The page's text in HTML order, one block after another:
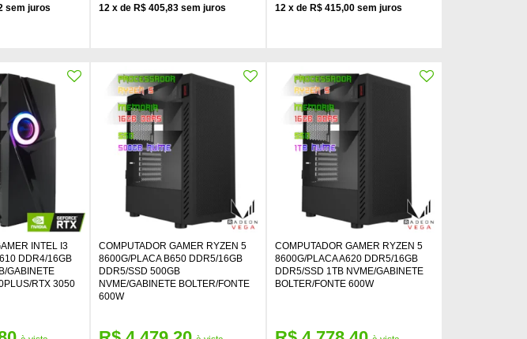
12 x de R$ 405,83 12 x de R$ 415,00
INTEL I3
DDR4/16GB
GABINETE
RTX 3050
COMPUTADOR GAMER RYZEN 5
8600G/PLACA B650 DDR5/16GB
DDR5/SSD 500GB
NVME/GABINETE BOLTER/FONTE
600W
COMPUTADOR GAMER RYZEN 5
8600G/PLACA A620 DDR5/16GB
DDR5/SSD 1TB NVME/GABINETE
BOLTER/FONTE 600W